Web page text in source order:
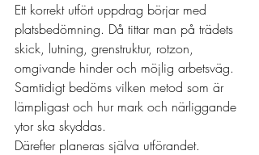
Ett korrekt utfört uppdrag börjar med
platsbedömning. Då tittar man på trädets
skick, lutning, grenstruktur, rotzon,
omgivande hinder och möjlig arbetsväg.
Samtidigt bedöms vilken metod som är
lämpligast och hur mark och närliggande
ytor ska skyddas.
Därefter planeras själva utförandet.